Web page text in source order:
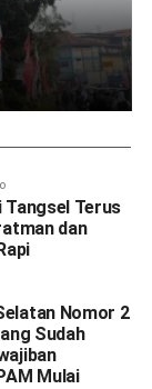
Tangsel Terus
dan
Nomor 2
Sudah
Mulai